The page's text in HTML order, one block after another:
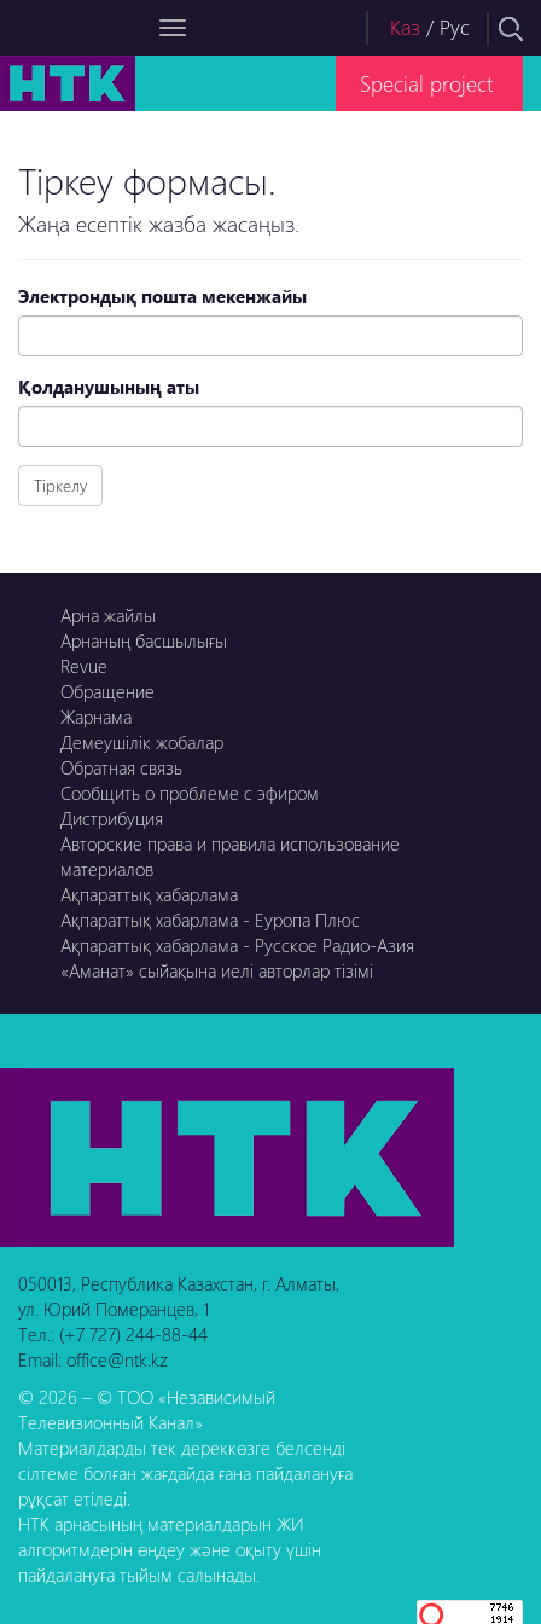
Каз / Рус
Special project
Тіркеу формасы.
Жаңа есептік жазба жасаңыз.
Электрондық пошта мекенжайы
Қолданушының аты
Арна жайлы
Арнаның басшылығы
Revue
Обращение
Жарнама
Демеушілік жобалар
Обратная связь
Сообщить о проблеме с эфиром
Дистрибуция
Авторские права и правила использование
материалов
Ақпараттық хабарлама
Ақпараттық хабарлама - Еуропа Плюс
Ақпараттық хабарлама - Русское Радио-Азия
«Аманат» сыйақына иелі авторлар тізімі
050013, Республика Казахстан, г. Алматы,
ул. Юрий Померанцев, 1
Тел.: (+7 727) 244-88-44
Email: office@ntk.kz
© 2026 – © ТОО «Независимый
Телевизионный Канал»
Материалдарды тек дереккөзге белсенді
сілтеме болған жағдайда ғана пайдалануға
рұқсат етіледі.
НТК арнасының материалдарын ЖИ
алгоритмдерін өңдеу және оқыту үшін
пайдалануға тыйым салынады.